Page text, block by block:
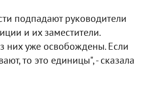
подпадают руководители
и их заместители.
них уже освобождены. Если
то это единицы", - сказала